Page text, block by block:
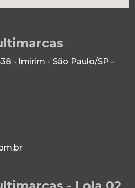
- Imirim - São Paulo/SP -